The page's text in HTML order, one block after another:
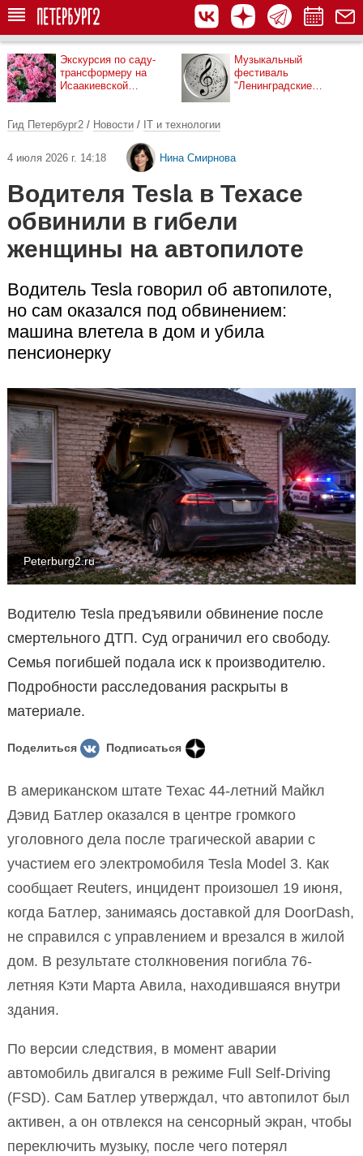
Экскурсия по саду-
трансформеру на
Исаакиевской
Музыкальный
фестиваль
"Ленинградские
Гид Петербург2 / Новости / IT и технологии
4 июля 2026 г. 14:18 Нина Смирнова
Водителя Tesla в Техасе
обвинили в гибели
женщины на автопилоте
Водитель Tesla говорил об автопилоте,
но сам оказался под обвинением:
машина влетела в дом и убила
пенсионерку
Peterburg2.ru
Водителю Tesla предъявили обвинение после
смертельного ДТП. Суд ограничил его свободу.
Семья погибшей подала иск к производителю.
Подробности расследования раскрыты в
материале.
Поделиться Подписаться
В американском штате Техас 44-летний Майкл
Дэвид Батлер оказался в центре громкого
уголовного дела после трагической аварии с
участием его электромобиля Tesla Model 3. Как
сообщает Reuters, инцидент произошел 19 июня,
когда Батлер, занимаясь доставкой для DoorDash,
не справился с управлением и врезался в жилой
дом. В результате столкновения погибла 76-
летняя Кэти Марта Авила, находившаяся внутри
здания.
По версии следствия, в момент аварии
автомобиль двигался в режиме Full Self-Driving
(FSD). Сам Батлер утверждал, что автопилот был
активен, а он отвлекся на сенсорный экран, чтобы
переключить музыку, после чего потерял